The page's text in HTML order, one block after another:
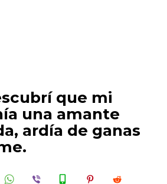
que mi
una amante
ardía de ganas